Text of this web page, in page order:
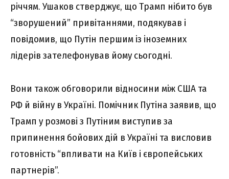
річчям. Ушаков стверджує, що Трамп нібито був
“зворушений” привітаннями, подякував і
повідомив, що Путін першим із іноземних
лідерів зателефонував йому сьогодні.
Вони також обговорили відносини між США та
РФ й війну в Україні. Помічник Путіна заявив, що
Трамп у розмові з Путіним виступив за
припинення бойових дій в Україні та висловив
готовність “впливати на Київ і європейських
партнерів”.